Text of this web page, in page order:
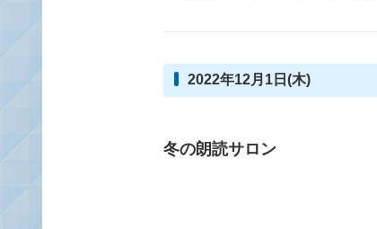
2022年12月1日(木)
冬の朗読サロン